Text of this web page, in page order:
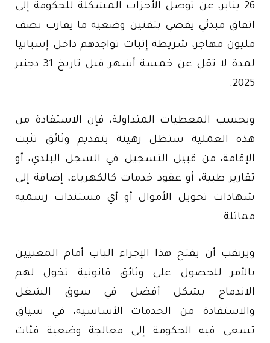
26 يناير، عن توصل الأحزاب المشكلة للحكومة إلى
اتفاق مبدئي يقضي بتقنين وضعية ما يقارب نصف
مليون مهاجر، شريطة إثبات تواجدهم داخل إسبانيا
لمدة لا تقل عن خمسة أشهر قبل تاريخ 31 دجنبر
2025.
وبحسب المعطيات المتداولة، فإن الاستفادة من
هذه العملية ستظل رهينة بتقديم وثائق تثبت
الإقامة، من قبيل التسجيل في السجل البلدي، أو
تقارير طبية، أو عقود خدمات كالكهرباء، إضافة إلى
شهادات تحويل الأموال أو أي مستندات رسمية
مماثلة.
ويرتقب أن يفتح هذا الإجراء الباب أمام المعنيين
بالأمر للحصول على وثائق قانونية تخول لهم
الاندماج بشكل أفضل في سوق الشغل
والاستفادة من الخدمات الأساسية، في سياق
تسعى فيه الحكومة إلى معالجة وضعية فئات